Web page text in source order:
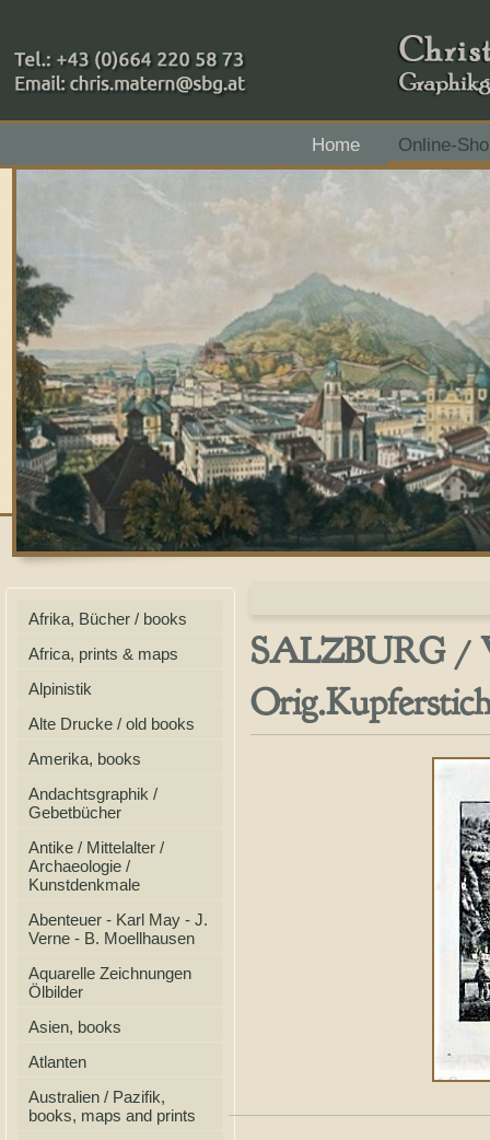
+43 (0)664 220 58 73
Home
Online-
Zahlungsmethoden: RAIBA - Flachgau Mitte - IBAN
Afrika, Bücher / books
Africa, prints & maps
Alpinistik
Alte Drucke / old books
Amerika, books
Andachtsgraphik /
Gebetbücher
Antike / Mittelalter /
Archaeologie /
Kunstdenkmale
Abenteuer - Karl May - J.
Verne - B. Moellhausen
Aquarelle Zeichnungen
Ölbilder
Asien, books
Atlanten
Australien / Pazifik,
books, maps and prints
SALZBURG /